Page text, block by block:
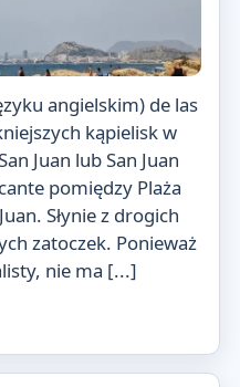
angielskim) de las
kąpielisk w
Juan lub San Juan
pomiędzy Plaża
Słynie z drogich
zatoczek. Ponieważ
nie ma [...]